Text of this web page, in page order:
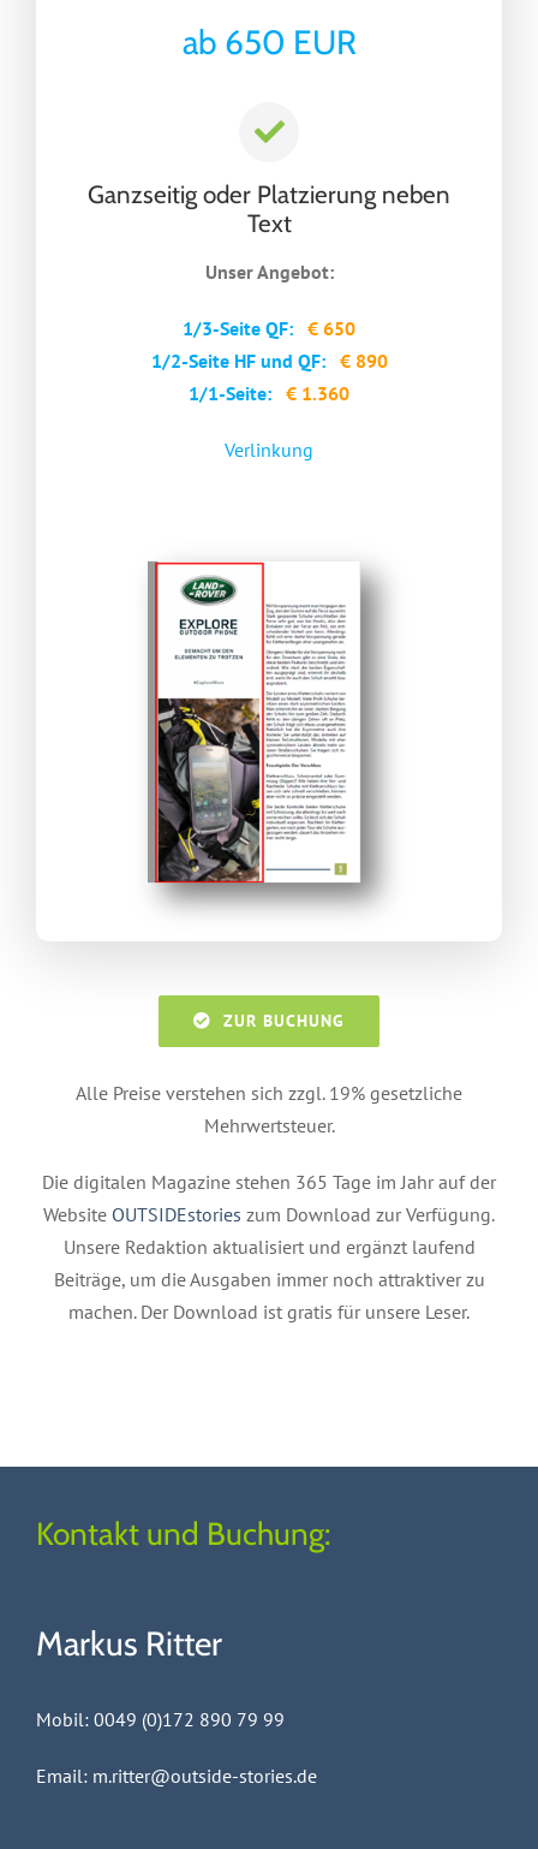
ab 650 EUR
Ganzseitig oder Platzierung neben
Text
Unser Angebot:
1/3-Seite QF: € 650
1/2-Seite HF und QF: € 890
1/1-Seite: € 1.360
Verlinkung
ZUR BUCHUNG
Alle Preise verstehen sich zzgl. 19% gesetzliche
Mehrwertsteuer.
Die digitalen Magazine stehen 365 Tage im Jahr auf der
Website OUTSIDEstories zum Download zur Verfügung.
Unsere Redaktion aktualisiert und ergänzt laufend
Beiträge, um die Ausgaben immer noch attraktiver zu
machen. Der Download ist gratis für unsere Leser.
Kontakt und Buchung:
Markus Ritter
Mobil: 0049 (0)172 890 79 99
Email: m.ritter@outside-stories.de